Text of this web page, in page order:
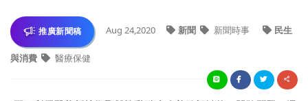
推廣新聞稿 Aug 24,2020 新聞 新聞時事 民生
與消費 醫療保健